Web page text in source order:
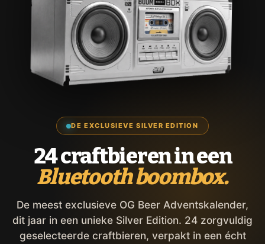
DE EXCLUSIEVE SILVER EDITION
24 craftbieren in een
Bluetooth boombox.
De meest exclusieve OG Beer Adventskalender,
dit jaar in een unieke Silver Edition. 24 zorgvuldig
geselecteerde craftbieren, verpakt in een écht